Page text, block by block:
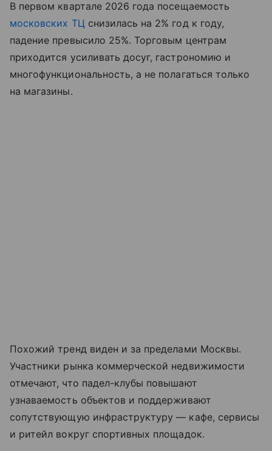
В первом квартале 2026 года посещаемость
московских ТЦ снизилась на 2% год к году,
падение превысило 25%. Торговым центрам
приходится усиливать досуг, гастрономию и
многофункциональность, а не полагаться только
на магазины.
Похожий тренд виден и за пределами Москвы.
Участники рынка коммерческой недвижимости
отмечают, что падел-клубы повышают
узнаваемость объектов и поддерживают
сопутствующую инфраструктуру — кафе, сервисы
и ритейл вокруг спортивных площадок.